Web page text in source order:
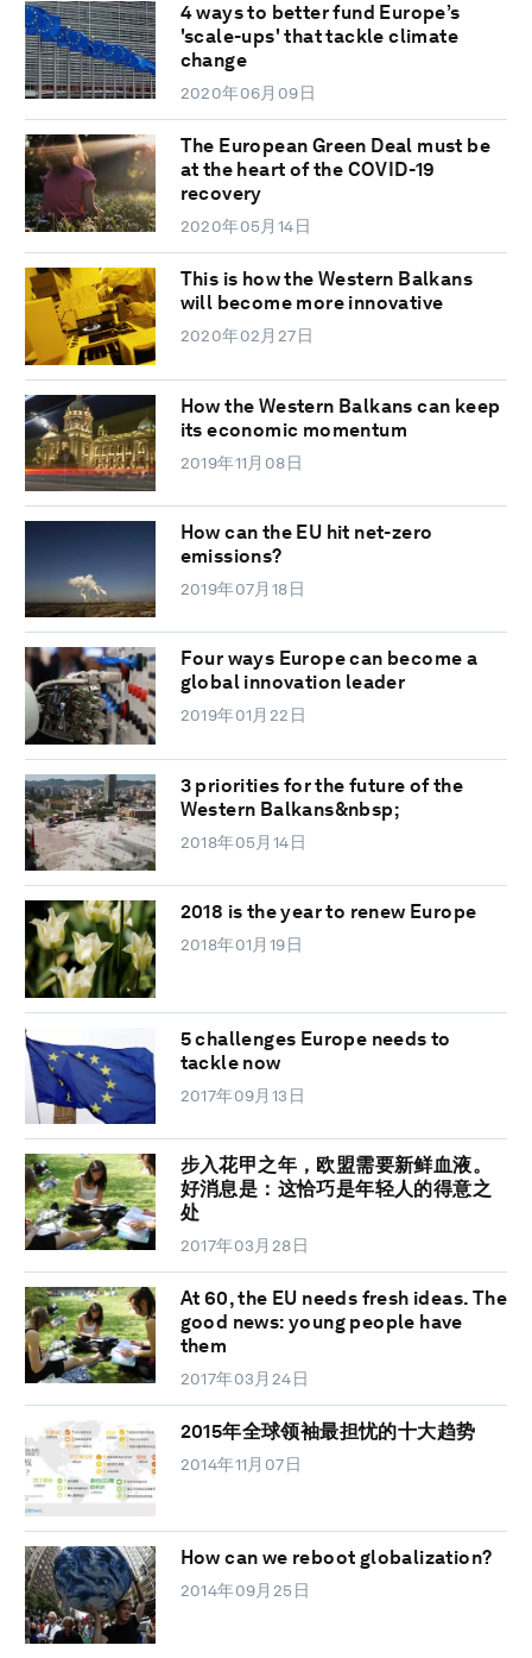
4 ways to better fund Europe’s
'scale-ups' that tackle climate
change
2020年06月09日
The European Green Deal must be
at the heart of the COVID-19
recovery
2020年05月14日
This is how the Western Balkans
will become more innovative
2020年02月27日
How the Western Balkans can keep
its economic momentum
2019年11月08日
How can the EU hit net-zero
emissions?
2019年07月18日
Four ways Europe can become a
global innovation leader
2019年01月22日
3 priorities for the future of the
Western Balkans&nbsp;
2018年05月14日
2018 is the year to renew Europe
2018年01月19日
5 challenges Europe needs to
tackle now
2017年09月13日
步入花甲之年，欧盟需要新鲜血液。
好消息是：这恰巧是年轻人的得意之
处
2017年03月28日
At 60, the EU needs fresh ideas. The
good news: young people have
them
2017年03月24日
2015年全球领袖最担忧的十大趋势
2014年11月07日
How can we reboot globalization?
2014年09月25日